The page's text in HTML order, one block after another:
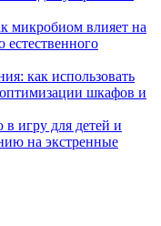
микробиом влияет на
естественного
как использовать
оптимизации шкафов и
игру для детей и
на экстренные